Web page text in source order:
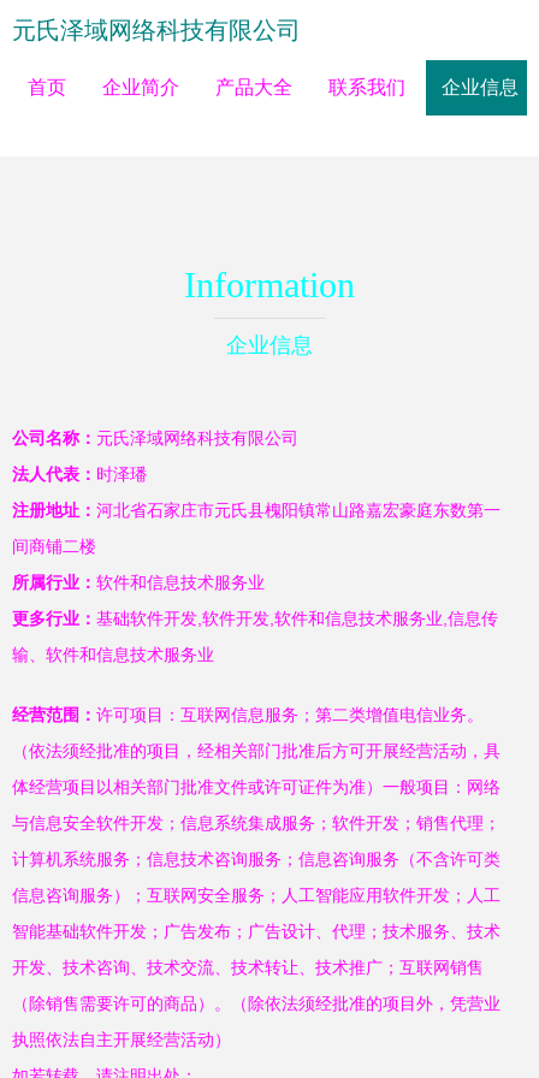
元氏泽域网络科技有限公司
首页 企业简介 产品大全 联系我们 企业信息
Information
企业信息
公司名称： 元氏泽域网络科技有限公司
法人代表： 时泽璠
注册地址： 河北省石家庄市元氏县槐阳镇常山路嘉宏豪庭东数第一
间商铺二楼
所属行业： 软件和信息技术服务业
更多行业： 基础软件开发,软件开发,软件和信息技术服务业,信息传
输、软件和信息技术服务业
经营范围： 许可项目：互联网信息服务；第二类增值电信业务。
（依法须经批准的项目，经相关部门批准后方可开展经营活动，具
体经营项目以相关部门批准文件或许可证件为准）一般项目：网络
与信息安全软件开发；信息系统集成服务；软件开发；销售代理；
计算机系统服务；信息技术咨询服务；信息咨询服务（不含许可类
信息咨询服务）；互联网安全服务；人工智能应用软件开发；人工
智能基础软件开发；广告发布；广告设计、代理；技术服务、技术
开发、技术咨询、技术交流、技术转让、技术推广；互联网销售
（除销售需要许可的商品）。（除依法须经批准的项目外，凭营业
执照依法自主开展经营活动）